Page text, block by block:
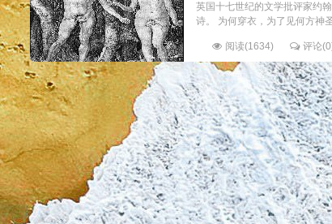
英国十七世纪的文学批评家约
诗。 为何穿衣，为了见何方神
阅读(1634) 评论